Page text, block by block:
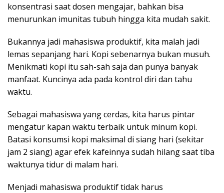
konsentrasi saat dosen mengajar, bahkan bisa
menurunkan imunitas tubuh hingga kita mudah sakit.
Bukannya jadi mahasiswa produktif, kita malah jadi
lemas sepanjang hari. Kopi sebenarnya bukan musuh.
Menikmati kopi itu sah-sah saja dan punya banyak
manfaat. Kuncinya ada pada kontrol diri dan tahu
waktu.
Sebagai mahasiswa yang cerdas, kita harus pintar
mengatur kapan waktu terbaik untuk minum kopi.
Batasi konsumsi kopi maksimal di siang hari (sekitar
jam 2 siang) agar efek kafeinnya sudah hilang saat tiba
waktunya tidur di malam hari.
Menjadi mahasiswa produktif tidak harus